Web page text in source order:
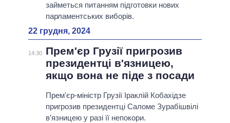
займеться питанням підготовки нових
парламентських виборів.
22 грудня, 2024
14:30
Прем'єр Грузії пригрозив
президентці в'язницею,
якщо вона не піде з посади
Прем'єр-міністр Грузії Іраклій Кобахідзе
пригрозив президентці Саломе Зурабішвілі
в’язницею у разі її непокори.